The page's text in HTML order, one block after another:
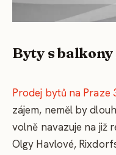
Byty s
Prodej bytů na Praze
zájem, neměl by
volně navazuje na již
Olgy Havlové,